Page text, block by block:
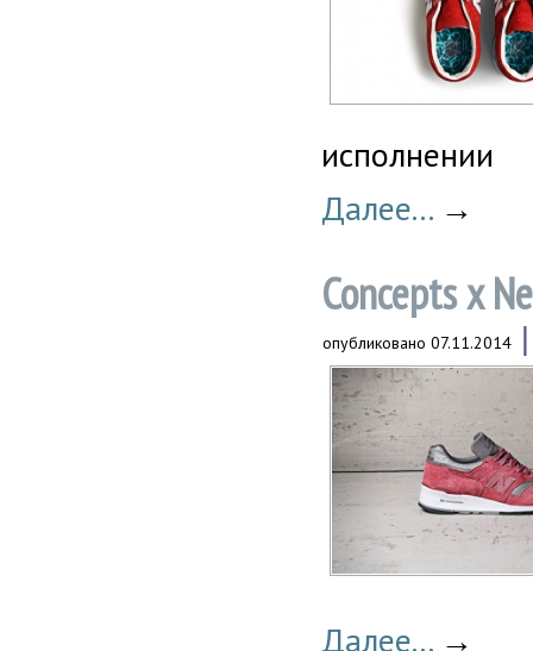
исполнении
Далее... →
Concepts x
опубликовано 07.11.2014
Далее... →